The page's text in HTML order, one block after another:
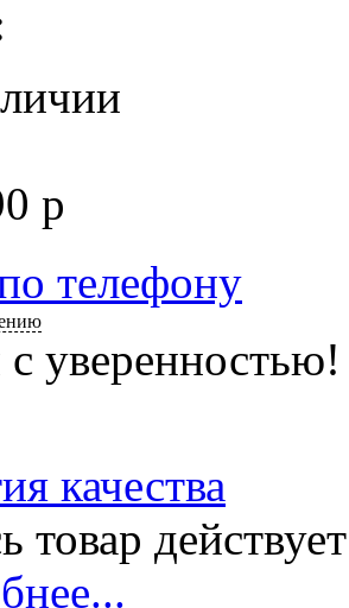
р
телефону
уверенностью!
качества
товар